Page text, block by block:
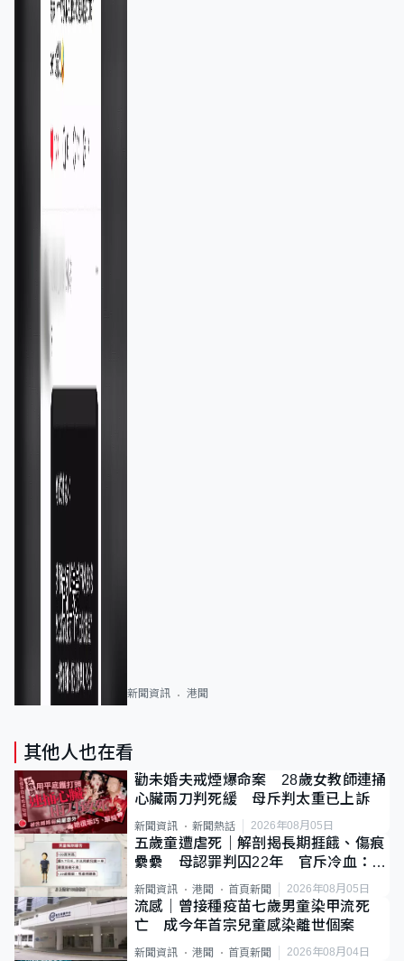
新聞資訊 港聞
其他人也在看
勸未婚夫戒煙爆命案 28歲女教師連捅
心臟兩刀判死緩 母斥判太重已上訴
新聞資訊 新聞熱話 2026年08月05日
五歲童遭虐死｜解剖揭長期捱餓、傷痕
纍纍 母認罪判囚22年 官斥冷血：同
類案最惡劣
新聞資訊 港聞 首頁新聞 2026年08月05日
流感｜曾接種疫苗七歲男童染甲流死
亡 成今年首宗兒童感染離世個案
新聞資訊 港聞 首頁新聞 2026年08月04日